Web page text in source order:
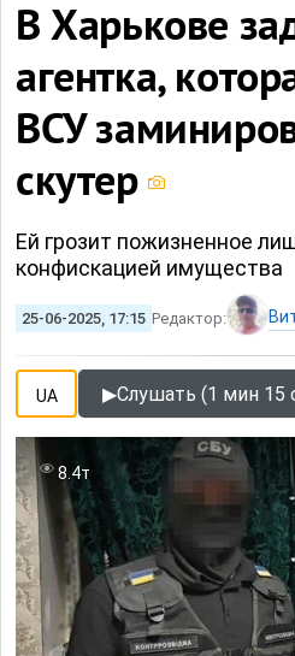
В Харькове
агентка,
ВСУ
скутер
Ей грозит пожизненное
конфискацией имущества
25-06-2025, 17:15 Редактор:
UA ▶Слушать (1 мин 15
8.4т